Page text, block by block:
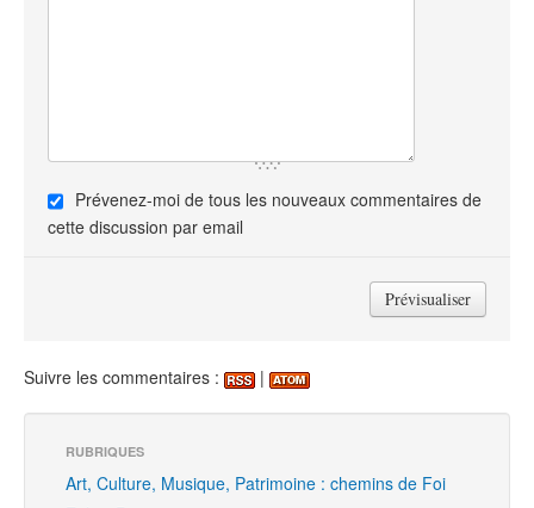
Prévenez-moi de tous les nouveaux commentaires de
cette discussion par email
Suivre les commentaires : |
RUBRIQUES
Art, Culture, Musique, Patrimoine : chemins de Foi